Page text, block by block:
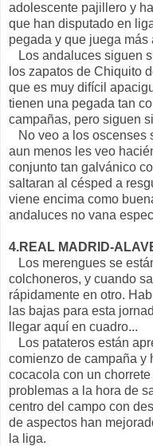
adolescente pajillero y
que han disputado en
pegada y que juega más
Los andaluces siguen
los zapatos de Chiquito
que es muy difícil
tienen una pegada tan
campañas, pero siguen
No veo a los oscenses
aun menos les veo
conjunto tan galvánico
saltaran al césped a
viene encima como
andaluces no vana
4.REAL MADRID-
Los merengues se
colchoneros, y cuando
rápidamente en otro.
las bajas para esta
llegar aquí en cuadro...
Los patateros están
comienzo de campaña y
cocacola con un
problemas a la hora de
centro del campo con
de aspectos han
la liga.